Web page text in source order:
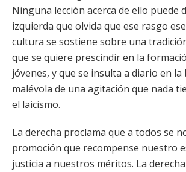
Ninguna lección acerca de ello puede
izquierda que olvida que ese rasgo
cultura se sostiene sobre una
que se quiere prescindir en la
jóvenes, y que se insulta a diario en la
malévola de una agitación que nada
el laicismo.
La derecha proclama que a todos se
promoción que recompense nuestro
justicia a nuestros méritos. La